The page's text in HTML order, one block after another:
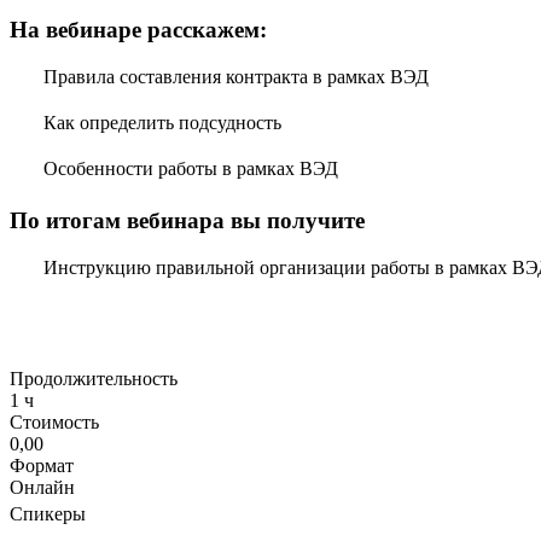
На вебинаре расскажем:
Правила составления контракта в рамках ВЭД
Как определить подсудность
Особенности работы в рамках ВЭД
По итогам вебинара вы получите
Инструкцию правильной организации работы в рамках
Продолжительность
1 ч
Стоимость
0,00
Формат
Онлайн
Спикеры